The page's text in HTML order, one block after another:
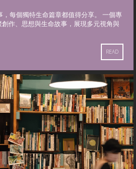
每個獨特生命篇章都值得分享。 一個專
作、思想與生命故事，展現多元視角與
READ